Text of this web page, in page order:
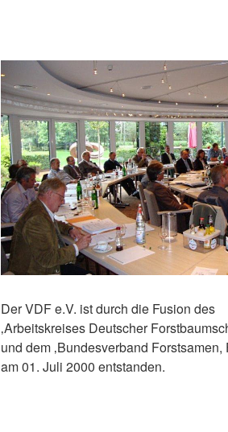
Der VDF e.V. ist durch die Fusion des
‚Arbeitskreises Deutscher
und dem ‚Bundesverband Forstsamen,
am 01. Juli 2000 entstanden.